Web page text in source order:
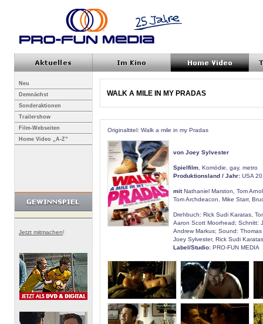
Neu
Demnächst
Sonderaktionen
Trailershow
Film-Webseiten
Home Video „A-Z”
Jetzt mitmachen!
WALK A MILE IN MY PRADAS
Originaltitel: Walk a mile in my Pradas
von Joey Sylvester
Spielfilm , Komödie, gay, metro
Produktionsland / Jahr: USA
mitNathaniel Marston, Tom
Tom Archdeacon, Mike Starr,
Drehbuch: Rick Sudi Karatas,
Aaron Scott Moorhead; Schnitt:
Andrew Markus; Sound:
Joey Sylvester, Rick Sudi
Label/Studio: PRO-FUN MEDIA